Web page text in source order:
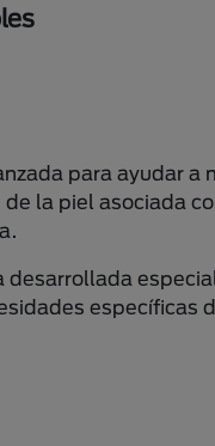
para ayudar a
la piel asociada
desarrollada
específicas